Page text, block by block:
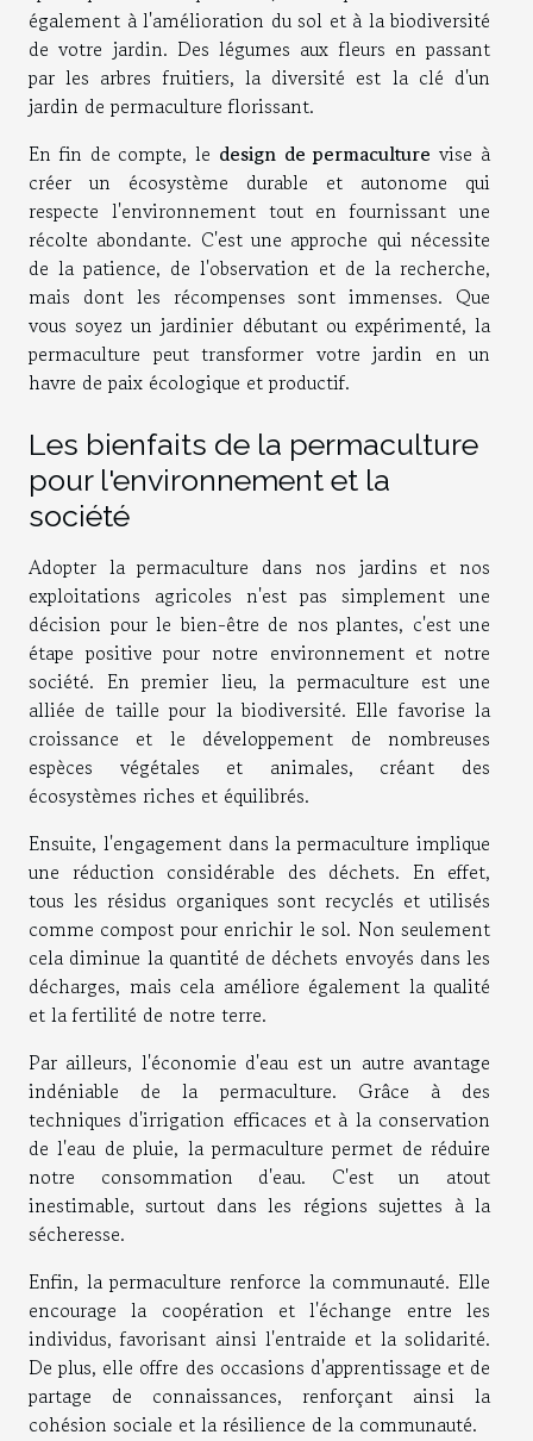
également à l'amélioration du sol et à la biodiversité
de votre jardin. Des légumes aux fleurs en passant
par les arbres fruitiers, la diversité est la clé d'un
jardin de permaculture florissant.
En fin de compte, le design de permaculture vise à
créer un écosystème durable et autonome qui
respecte l'environnement tout en fournissant une
récolte abondante. C'est une approche qui nécessite
de la patience, de l'observation et de la recherche,
mais dont les récompenses sont immenses. Que
vous soyez un jardinier débutant ou expérimenté, la
permaculture peut transformer votre jardin en un
havre de paix écologique et productif.
Les bienfaits de la permaculture
pour l'environnement et la
société
Adopter la permaculture dans nos jardins et nos
exploitations agricoles n'est pas simplement une
décision pour le bien-être de nos plantes, c'est une
étape positive pour notre environnement et notre
société. En premier lieu, la permaculture est une
alliée de taille pour la biodiversité. Elle favorise la
croissance et le développement de nombreuses
espèces végétales et animales, créant des
écosystèmes riches et équilibrés.
Ensuite, l'engagement dans la permaculture implique
une réduction considérable des déchets. En effet,
tous les résidus organiques sont recyclés et utilisés
comme compost pour enrichir le sol. Non seulement
cela diminue la quantité de déchets envoyés dans les
décharges, mais cela améliore également la qualité
et la fertilité de notre terre.
Par ailleurs, l'économie d'eau est un autre avantage
indéniable de la permaculture. Grâce à des
techniques d'irrigation efficaces et à la conservation
de l'eau de pluie, la permaculture permet de réduire
notre consommation d'eau. C'est un atout
inestimable, surtout dans les régions sujettes à la
sécheresse.
Enfin, la permaculture renforce la communauté. Elle
encourage la coopération et l'échange entre les
individus, favorisant ainsi l'entraide et la solidarité.
De plus, elle offre des occasions d'apprentissage et de
partage de connaissances, renforçant ainsi la
cohésion sociale et la résilience de la communauté.